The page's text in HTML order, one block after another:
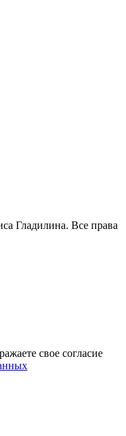
Гладилина. Все права
свое согласие